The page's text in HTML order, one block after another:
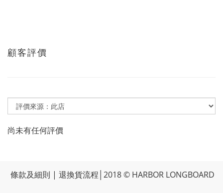
顧客評價
尚未有任何評價
條款及細則 | 退換貨流程 │2018 © HARBOR LONGBOARD